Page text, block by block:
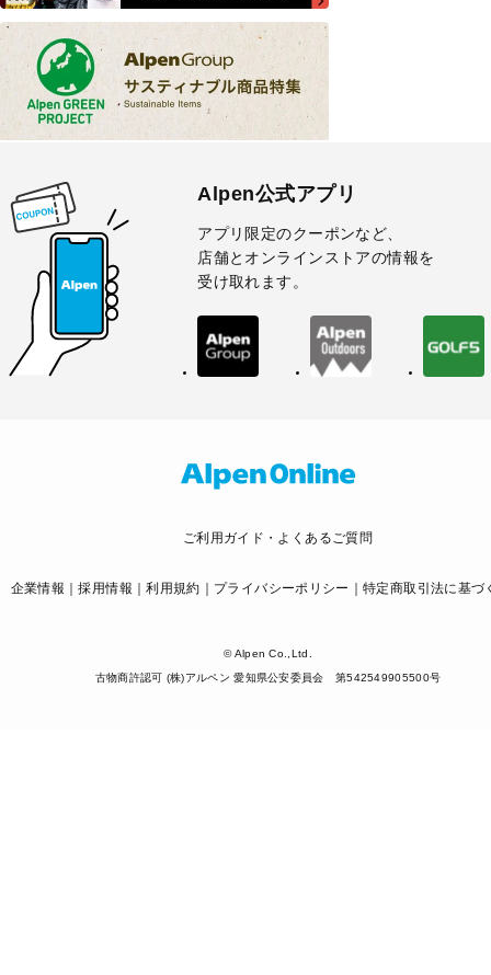
Alpen公式アプリ
アプリ限定のクーポンなど、
店舗とオンラインストアの情報を
受け取れます。
ご利用ガイド・よくあるご質問
企業情報 採用情報 利用規約 プライバシーポリシー 特定商取引法に基づ
© Alpen Co.,Ltd.
古物商許認可 (株)アルペン 愛知県公安委員会 第542549905500号